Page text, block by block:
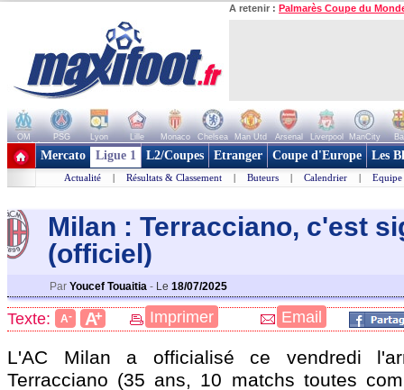
A retenir : Palmarès Coupe du
OM PSG Lyon Lille Monaco Chelsea Man Utd Arsenal Liverpool ManCity
+ de clubs
Mercato Ligue 1 L2/Coupes Etranger Coupe d'Europe Les
Actualité | Résultats & Classement | Buteurs | Calendrier | Equipe
Milan : Terracciano, c'est
(officiel)
Par Youcef Touaitia - Le 18/07/2025
Texte: A- A+ Imprimer Email
L'AC Milan a officialisé ce vendredi
Terracciano (35 ans, 10 matchs toutes